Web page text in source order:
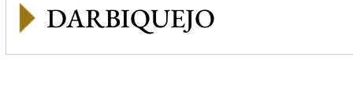
DARBIQUEJO